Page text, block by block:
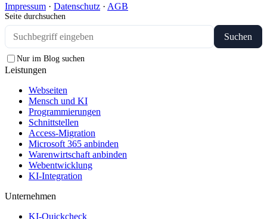
Impressum · Datenschutz · AGB
Seite durchsuchen
Suchen
Nur im Blog suchen
Leistungen
Webseiten
Mensch und KI
Programmierungen
Schnittstellen
Access-Migration
Microsoft 365 anbinden
Warenwirtschaft anbinden
Webentwicklung
KI-Integration
Unternehmen
KI-Quickcheck